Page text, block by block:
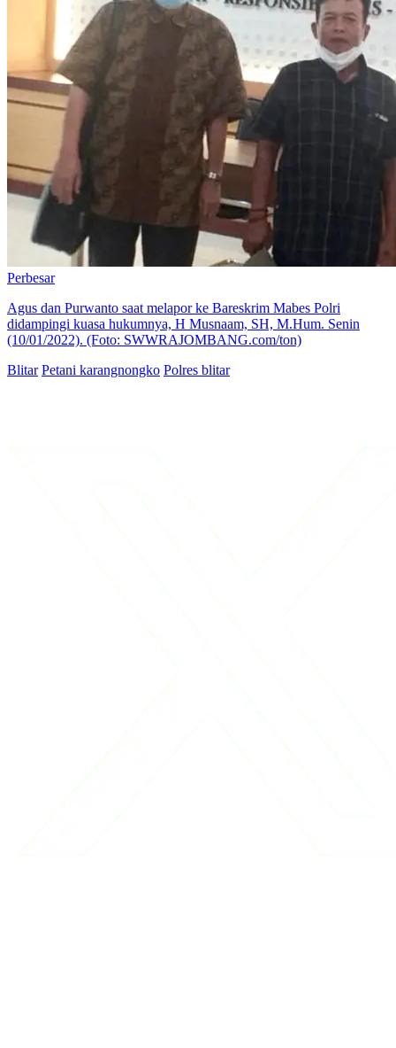
Perbesar
Agus dan Purwanto saat melapor ke Bareskrim Mabes Polri
didampingi kuasa hukumnya, H Musnaam, SH, M.Hum. Senin
(10/01/2022). (Foto: SWWRAJOMBANG.com/ton)
Blitar Petani karangnongko Polres blitar